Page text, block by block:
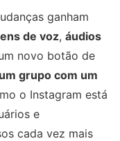
ganham
de voz, áudios
novo botão de
grupo com um
o Instagram está
e
cada vez mais